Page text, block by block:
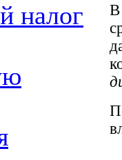
налог
В